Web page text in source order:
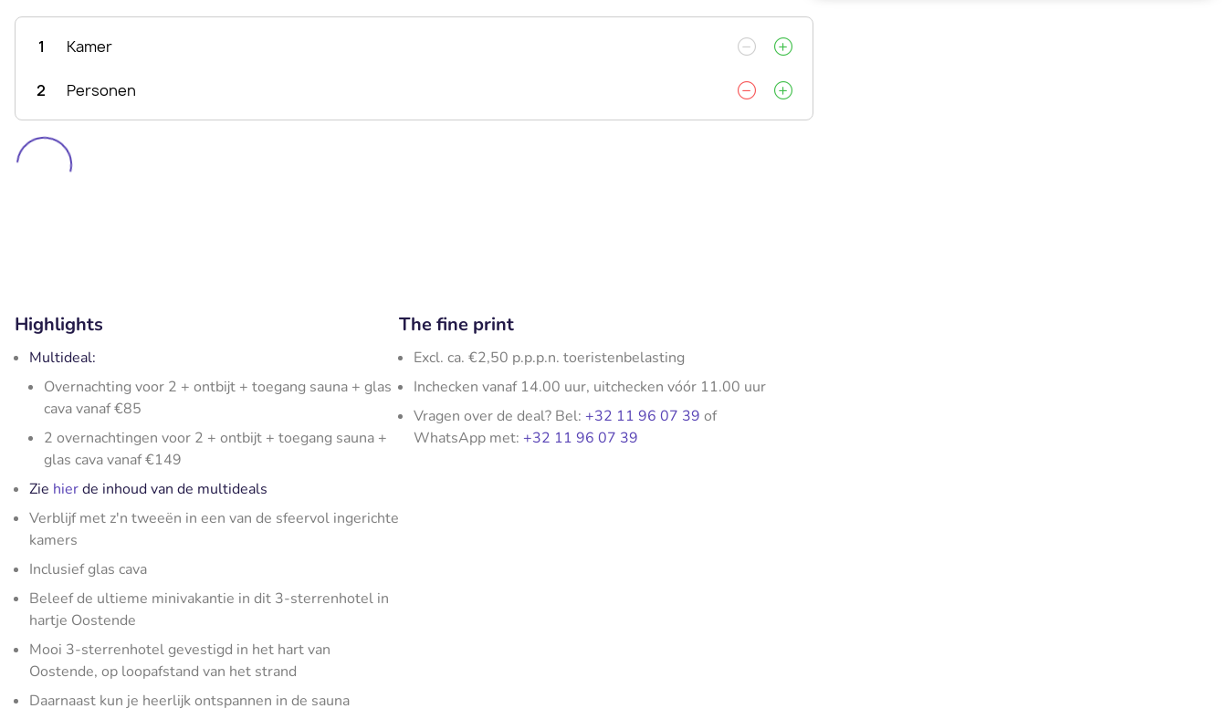
1 Kamer
2 Personen
Highlights
Multideal:
Overnachting voor 2 + ontbijt + toegang sauna + glas
cava vanaf €85
2 overnachtingen voor 2 + ontbijt + toegang sauna +
glas cava vanaf €149
Zie hierde inhoud van de multideals
Verblijf met z'n tweeën in een van de sfeervol ingerichte
kamers
Inclusief glas cava
Beleef de ultieme minivakantie in dit 3-sterrenhotel in
hartje Oostende
Mooi 3-sterrenhotel gevestigd in het hart van
Oostende, op loopafstand van het strand
Daarnaast kun je heerlijk ontspannen in de sauna
The fine print
Excl. ca. €2,50 p.p.p.n. toeristenbelasting
Inchecken vanaf 14.00 uur, uitchecken vóór 11.00 uur
Vragen over de deal? Bel: +32 11 96 07 39 of
WhatsApp met: +32 11 96 07 39